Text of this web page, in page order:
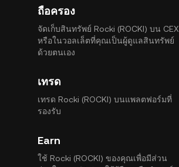
ถือครอง
จัดเก็บสินทรัพย์ Rocki (ROCKI) บน CEX
หรือในวอลเล็ตที่คุณเป็นผู้ดูแลสินทรัพย์
ด้วยตนเอง
เทรด
เทรด Rocki (ROCKI) บนแพลตฟอร์มที่
รองรับ
Earn
ใช้ Rocki (ROCKI) ของคุณเพื่อมีส่วน